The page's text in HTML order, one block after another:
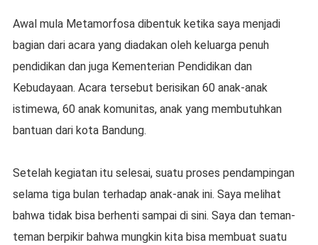
Awal mula Metamorfosa dibentuk ketika saya menjadi
bagian dari acara yang diadakan oleh keluarga penuh
pendidikan dan juga Kementerian Pendidikan dan
Kebudayaan. Acara tersebut berisikan 60 anak-anak
istimewa, 60 anak komunitas, anak yang membutuhkan
bantuan dari kota Bandung.
Setelah kegiatan itu selesai, suatu proses pendampingan
selama tiga bulan terhadap anak-anak ini. Saya melihat
bahwa tidak bisa berhenti sampai di sini. Saya dan teman-
teman berpikir bahwa mungkin kita bisa membuat suatu